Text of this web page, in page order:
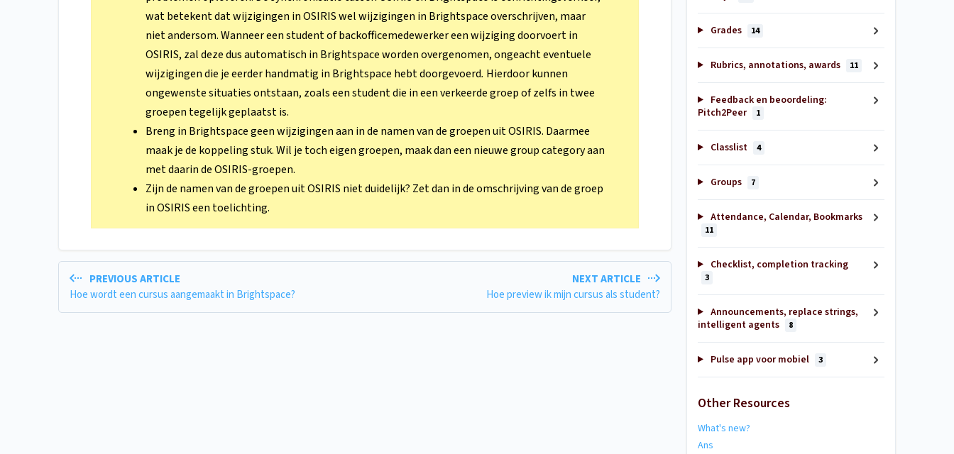
wat betekent dat wijzigingen in OSIRIS wel wijzigingen in Brightspace overschrijven, maar
niet andersom. Wanneer een student of backofficemedewerker een wijziging doorvoert in
OSIRIS, zal deze dus automatisch in Brightspace worden overgenomen,ongeacht eventuele
wijzigingen die je eerder handmatig in Brightspace hebt doorgevoerd. Hierdoor kunnen
ongewenste situaties ontstaan, zoals een student die in een verkeerde groep of zelfs in twee
groepen tegelijk geplaatst is.
Breng in Brightspace geen wijzigingen aan in de namen van de groepen uit OSIRIS. Daarmee
maak je de koppeling stuk. Wil je toch eigen groepen, maak dan een nieuwe group category aan
met daarin de OSIRIS-groepen.
Zijn de namen van de groepen uit OSIRIS niet duidelijk? Zet dan in de omschrijving van de groep
in OSIRIS een toelichting.
PREVIOUS ARTICLE
Hoe wordt een cursus aangemaakt in Brightspace?
NEXT ARTICLE
Hoe preview ik mijn cursus als student?
Grades 14
Rubrics, annotations, awards 11
Feedback en beoordeling:
Pitch2Peer
1
Classlist 4
Groups 7
Attendance, Calendar, Bookmarks
11
Checklist, completion tracking
3
Announcements, replace strings,
intelligent agents
8
Pulse app voor mobiel 3
Other Resources
What's new?
Ans